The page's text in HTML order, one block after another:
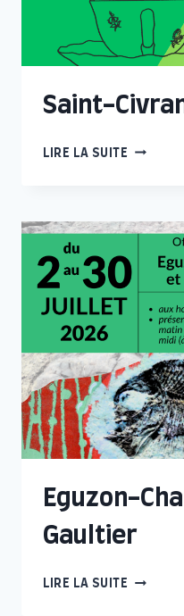
Saint-
LIRE LA SUITE SAINT-
Eguzon-
Gaultier
LIRE LA SUITE EGUZON-